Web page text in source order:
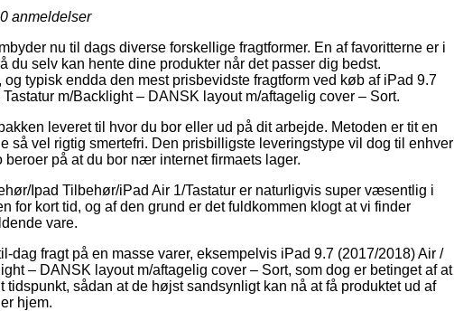
anmeldelser
nu til dags diverse forskellige fragtformer. En af favoritterne er i
du selv kan hente dine produkter når det passer dig bedst.
typisk endda den mest prisbevidste fragtform ved køb af iPad 9.7
m/Backlight – DANSK layout m/aftagelig cover – Sort.
leveret til hvor du bor eller ud på dit arbejde. Metoden er tit en
så vel rigtig smertefri. Den prisbilligste leveringstype vil dog til enhver
på at du bor nær internet firmaets lager.
Ipad Tilbehør/iPad Air 1/Tastatur er naturligvis super væsentlig i
for kort tid, og af den grund er det fuldkommen klogt at vi finder
vare.
fragt på en masse varer, eksempelvis iPad 9.7 (2017/2018) Air /
– DANSK layout m/aftagelig cover – Sort, som dog er betinget af at
sådan at de højst sandsynligt kan nå at få produktet ud af
hjem.